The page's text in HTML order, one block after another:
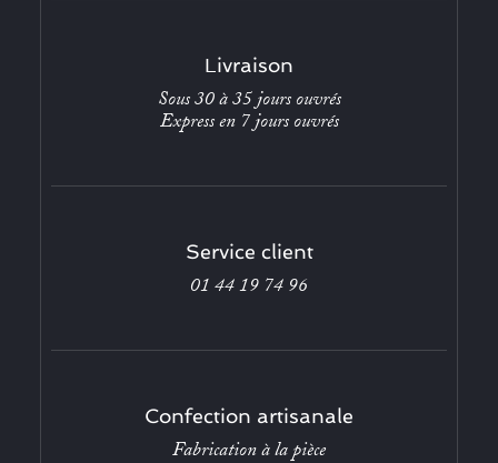
Livraison
Sous 30 à 35 jours ouvrés
Express en 7 jours ouvrés
Service client
01 44 19 74 96
Confection artisanale
Fabrication à la pièce